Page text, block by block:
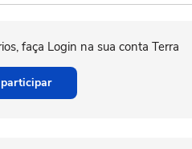
faça Login na sua conta Terra